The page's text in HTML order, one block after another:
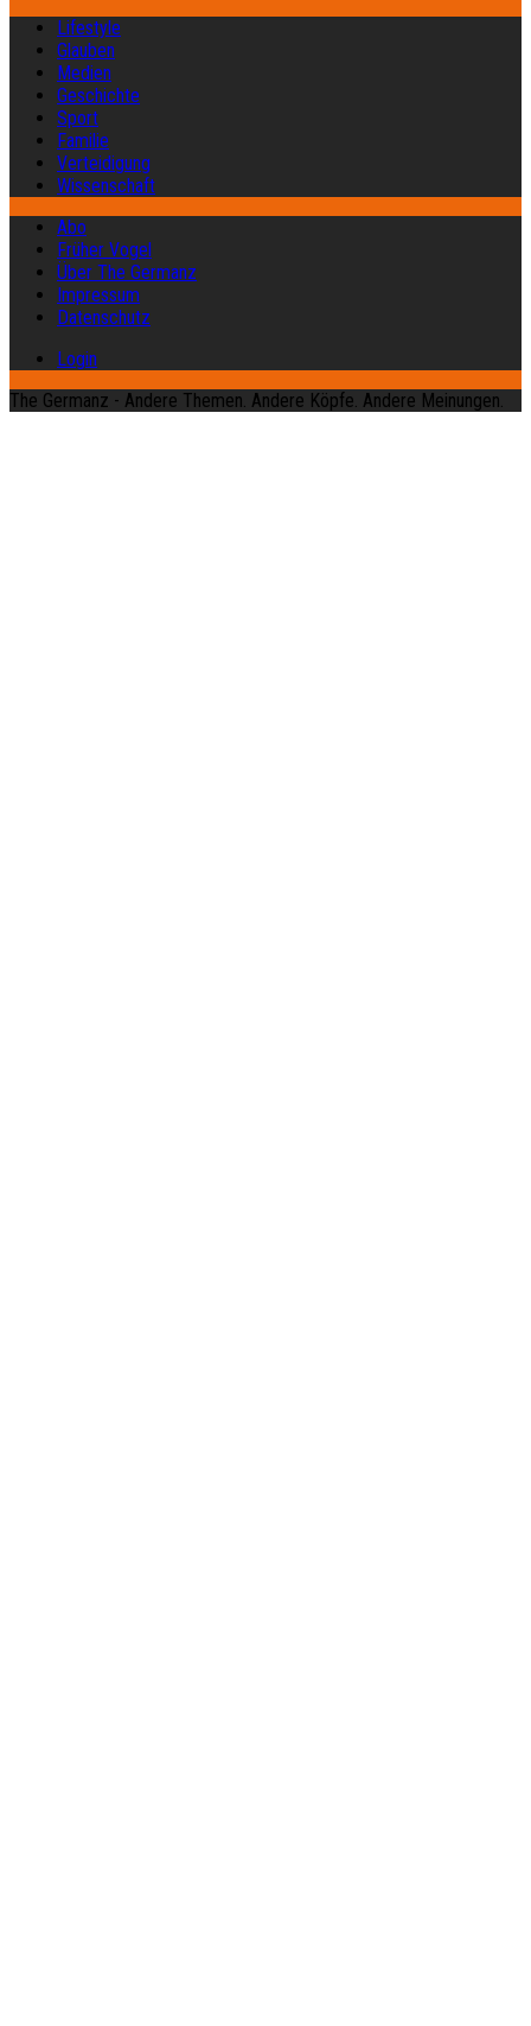
Lifestyle
Glauben
Medien
Geschichte
Sport
Familie
Verteidigung
Wissenschaft
Abo
Früher Vogel
Über The Germanz
Impressum
Datenschutz
Login
The Germanz - Andere Themen. Andere Köpfe. Andere Meinungen.